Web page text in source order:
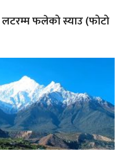
फलेको स्याउ (फोटो